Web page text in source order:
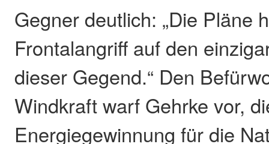
Gegner deutlich: „Die Pläne
Frontalangriff auf den
dieser Gegend.“ Den
Windkraft warf Gehrke vor,
Energiegewinnung für die